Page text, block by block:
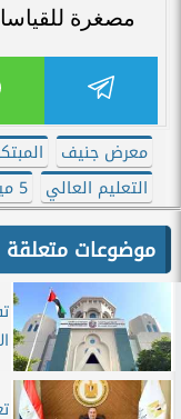
مصغرة
معرض جنيف
التعليم العالي
5 ميداليات دولية للمصريين
موضوعات متعلقة